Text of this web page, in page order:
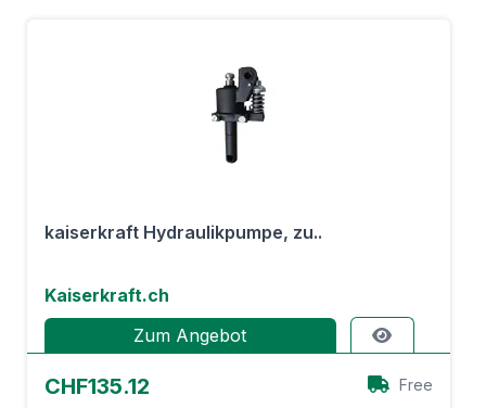
kaiserkraft Hydraulikpumpe, zu..
Kaiserkraft.ch
Zum Angebot
CHF135.12 Free